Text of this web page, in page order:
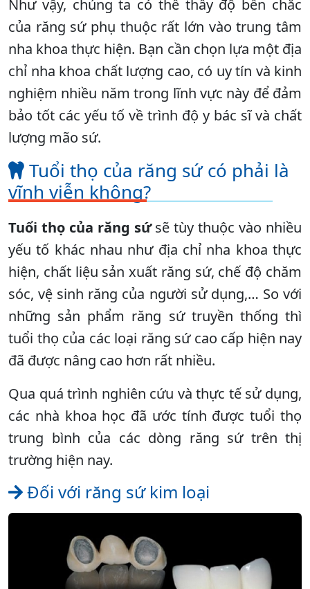
Như vậy, chúng ta có thể thấy độ bền chắc
của răng sứ phụ thuộc rất lớn vào trung tâm
nha khoa thực hiện. Bạn cần chọn lựa một địa
chỉ nha khoa chất lượng cao, có uy tín và kinh
nghiệm nhiều năm trong lĩnh vực này để đảm
bảo tốt các yếu tố về trình độ y bác sĩ và chất
lượng mão sứ.
Tuổi thọ của răng sứ có phải là
vĩnh viễn không?
Tuổi thọ của răng sứsẽ tùy thuộc vào nhiều
yếu tố khác nhau như địa chỉ nha khoa thực
hiện, chất liệu sản xuất răng sứ, chế độ chăm
sóc, vệ sinh răng của người sử dụng,… So với
những sản phẩm răng sứ truyền thống thì
tuổi thọ của các loại răng sứ cao cấp hiện nay
đã được nâng cao hơn rất nhiều.
Qua quá trình nghiên cứu và thực tế sử dụng,
các nhà khoa học đã ước tính được tuổi thọ
trung bình của các dòng răng sứ trên thị
trường hiện nay.
Đối với răng sứ kim loại